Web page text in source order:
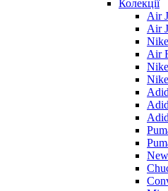
Колекції
Air
Air
Air